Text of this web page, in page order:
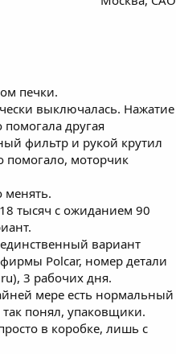
печки.
выключалась. Нажатие
другая
фильтр и рукой крутил
помогало, моторчик
менять.
тысяч с ожиданием 90
вариант
Polcar, номер детали
3 рабочих дня.
мере есть нормальный
понял, упаковщики.
в коробке, лишь с